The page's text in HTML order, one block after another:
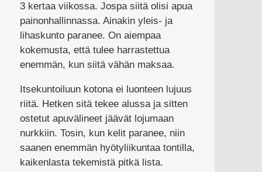
3 kertaa viikossa. Jospa siitä olisi apua
painonhallinnassa. Ainakin yleis- ja
lihaskunto paranee. On aiempaa
kokemusta, että tulee harrastettua
enemmän, kun siitä vähän maksaa.
Itsekuntoiluun kotona ei luonteen lujuus
riitä. Hetken sitä tekee alussa ja sitten
ostetut apuvälineet jäävät lojumaan
nurkkiin. Tosin, kun kelit paranee, niin
saanen enemmän hyötyliikuntaa tontilla,
kaikenlasta tekemistä pitkä lista.